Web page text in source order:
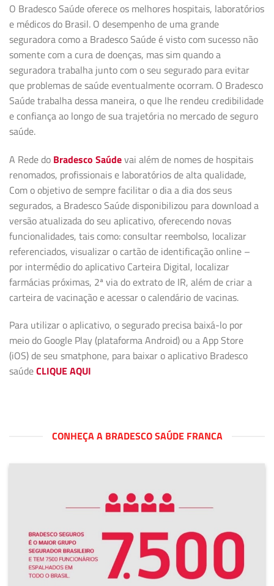
O Bradesco Saúde oferece os melhores hospitais, laboratórios
e médicos do Brasil. O desempenho de uma grande
seguradora como a Bradesco Saúde é visto com sucesso não
somente com a cura de doenças, mas sim quando a
seguradora trabalha junto com o seu segurado para evitar
que problemas de saúde eventualmente ocorram. O Bradesco
Saúde trabalha dessa maneira, o que lhe rendeu credibilidade
e confiança ao longo de sua trajetória no mercado de seguro
saúde.
A Rede do Bradesco Saúdevai além de nomes de hospitais
renomados, profissionais e laboratórios de alta qualidade,
Com o objetivo de sempre facilitar o dia a dia dos seus
segurados, a Bradesco Saúde disponibilizou para download a
versão atualizada do seu aplicativo, oferecendo novas
funcionalidades, tais como: consultar reembolso, localizar
referenciados, visualizar o cartão de identificação online –
por intermédio do aplicativo Carteira Digital, localizar
farmácias próximas, 2ª via do extrato de IR, além de criar a
carteira de vacinação e acessar o calendário de vacinas.
Para utilizar o aplicativo, o segurado precisa baixá-lo por
meio do Google Play (plataforma Android) ou a App Store
(iOS) de seu smatphone, para baixar o aplicativo Bradesco
saúdeCLIQUE AQUI
CONHEÇA A BRADESCO SAÚDE FRANCA